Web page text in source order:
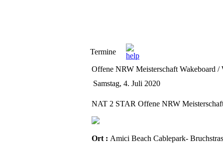
Termine
Offene NRW Meisterschaft Wakeboard
Samstag, 4. Juli 2020
NAT 2 STAR Offene NRW
Ort : Amici Beach Cablepark-